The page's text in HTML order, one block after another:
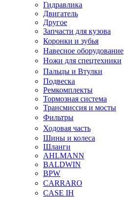
Гидравлика
Двигатель
Другое
Запчасти для кузова
Коронки и зубья
Навесное оборудование
Ножи для спецтехники
Пальцы и Втулки
Подвеска
Ремкомплекты
Тормозная система
Трансмиссия и мосты
Фильтры
Ходовая часть
Шины и колеса
Шланги
AHLMANN
BALDWIN
BPW
CARRARO
CASE IH